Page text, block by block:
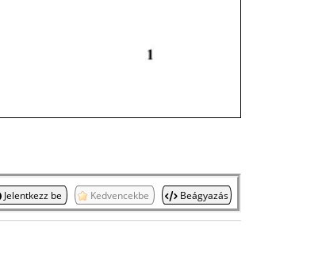
Jelentkezz be Kedvencekbe Beágyazás